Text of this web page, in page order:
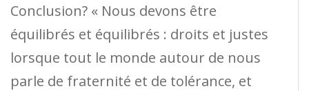
Conclusion? « Nous devons être
équilibrés et équilibrés : droits et justes
lorsque tout le monde autour de nous
parle de fraternité et de tolérance, et